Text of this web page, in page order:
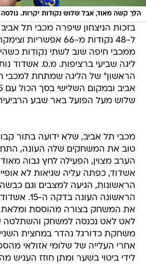
הלך קשה מאוד, אבל שלוש נקודות יקרות. גולסה
בזכות הניצחון שיפרה מכבי תל
ל-48 נקודות מ-66
ממכבי חיפה שוב לשתי נקודות
ליגה שביעי ברציפות. מ.ס. אשדוד
הראשון" של הליגה שמתחת למכבי
שלוש מעל הפועל באר שבע
מכבי תל אביב, שלא ידועה בתור
טוב את המשחקים שלה העונה,
הערב מצוין, הפעילה לחץ גבוה
אשדוד, כפתה עליה שגיאות לא
הראשונות, הגיעה למצבים וגם
הראשונה
את המשחק בצורה מהוססת ומלאת
לאט לאט נכנסה למשחק והשתלטה
משחקת כדורגל נהדר במחצית
אחרי העלייה של שלומי אזולאי
לידי ביטוי בשער ומתן חוזז העניש